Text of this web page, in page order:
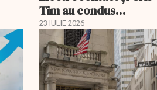
Tim au condus
creșterile
23 IULIE 2026